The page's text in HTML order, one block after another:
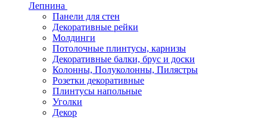
Лепнина
Панели для стен
Декоративные рейки
Молдинги
Потолочные плинтусы, карнизы
Декоративные балки, брус и доски
Колонны, Полуколонны, Пилястры
Розетки декоративные
Плинтусы напольные
Уголки
Декор